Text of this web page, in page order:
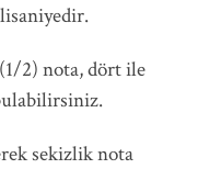
2) nota, dört ile
sekizlik nota